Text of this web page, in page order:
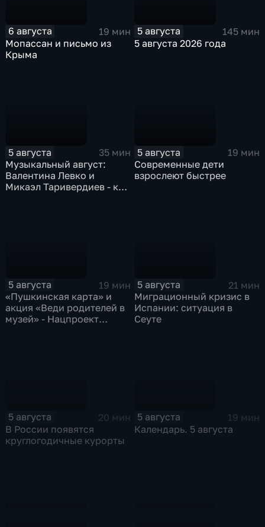
6 августа
19 мин
Мопассан и письмо из
Крыма
5 августа
145 мин
5 августа 2026 года
5 августа
35 мин
Музыкальный август:
Валентина Левко и
Микаэл Таривердиев - как
5 августа
19 мин
Современные дети
взрослеют быстрее
5 августа
19 мин
«Пушкинская карта» и
акция «Веди родителей в
музей» - Нацпроект
5 августа
21 мин
Миграционный кризис в
Испании: ситуация в
Сеуте
5 августа
20 мин
В России появятся
круглогодичные курорты
5 августа
19 мин
Календарь. 5 августа